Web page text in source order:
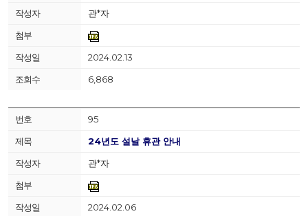
관*자
2024.02.13
6,868
95
24년도 설날 휴관 안내
관*자
2024.02.06